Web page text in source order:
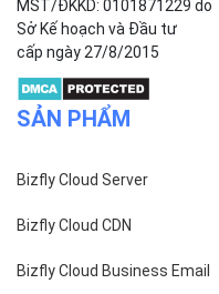
Công ty cổ phần VCCorp
Số 01 phố Nguyễn Huy Tưởng,
phường Thanh Xuân,
Thành phố Hà Nội.
MST/ĐKKD: 0101871229 do
SẢN PHẨM